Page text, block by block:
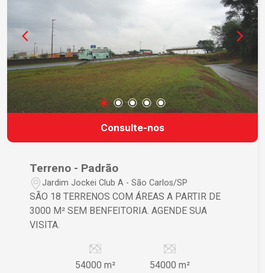
Consulte-nos
Terreno - Padrão
Jardim Jockei Club A - São Carlos/SP
SÃO 18 TERRENOS COM ÁREAS A PARTIR DE
3000 M² SEM BENFEITORIA. AGENDE SUA
VISITA.
54000 m² 54000 m²